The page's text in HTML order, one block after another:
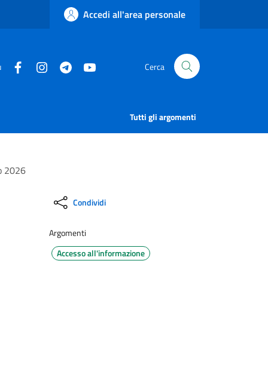
Accedi all'area personale
Cerca
Tutti gli argomenti
2026
Condividi
Argomenti
Accesso all'informazione